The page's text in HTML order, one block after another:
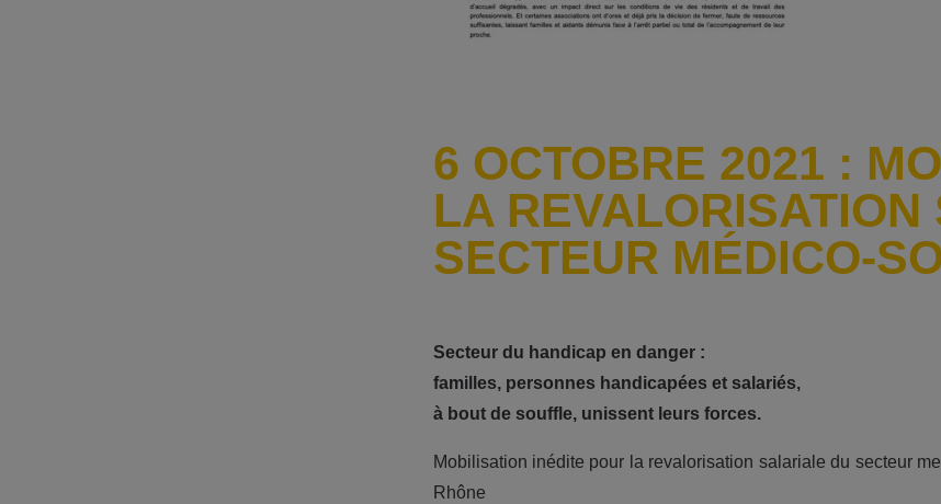
6 OCTOBRE 2021 :
LA
SECTEUR MÉDICO-
Secteur du handicap en danger :
familles, personnes handicapées et salariés,
à bout de souffle, unissent leurs forces.
Mobilisation inédite pour la revalorisation salariale du secteur
Rhône